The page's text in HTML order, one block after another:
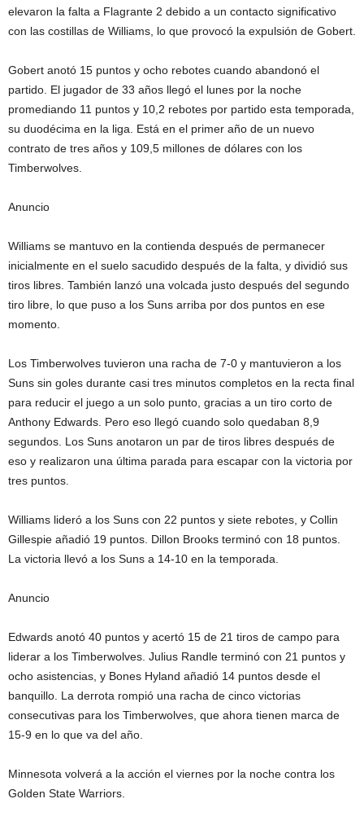
elevaron la falta a Flagrante 2 debido a un contacto significativo
con las costillas de Williams, lo que provocó la expulsión de Gobert.
Gobert anotó 15 puntos y ocho rebotes cuando abandonó el
partido. El jugador de 33 años llegó el lunes por la noche
promediando 11 puntos y 10,2 rebotes por partido esta temporada,
su duodécima en la liga. Está en el primer año de un nuevo
contrato de tres años y 109,5 millones de dólares con los
Timberwolves.
Anuncio
Williams se mantuvo en la contienda después de permanecer
inicialmente en el suelo sacudido después de la falta, y dividió sus
tiros libres. También lanzó una volcada justo después del segundo
tiro libre, lo que puso a los Suns arriba por dos puntos en ese
momento.
Los Timberwolves tuvieron una racha de 7-0 y mantuvieron a los
Suns sin goles durante casi tres minutos completos en la recta final
para reducir el juego a un solo punto, gracias a un tiro corto de
Anthony Edwards. Pero eso llegó cuando solo quedaban 8,9
segundos. Los Suns anotaron un par de tiros libres después de
eso y realizaron una última parada para escapar con la victoria por
tres puntos.
Williams lideró a los Suns con 22 puntos y siete rebotes, y Collin
Gillespie añadió 19 puntos. Dillon Brooks terminó con 18 puntos.
La victoria llevó a los Suns a 14-10 en la temporada.
Anuncio
Edwards anotó 40 puntos y acertó 15 de 21 tiros de campo para
liderar a los Timberwolves. Julius Randle terminó con 21 puntos y
ocho asistencias, y Bones Hyland añadió 14 puntos desde el
banquillo. La derrota rompió una racha de cinco victorias
consecutivas para los Timberwolves, que ahora tienen marca de
15-9 en lo que va del año.
Minnesota volverá a la acción el viernes por la noche contra los
Golden State Warriors.